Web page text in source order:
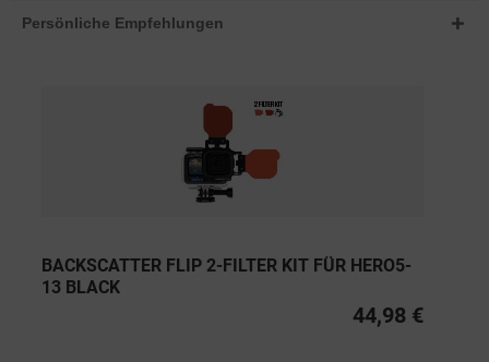
Persönliche Empfehlungen
BACKSCATTER FLIP 2-FILTER KIT FÜR HERO5-
13 BLACK
44,98 €